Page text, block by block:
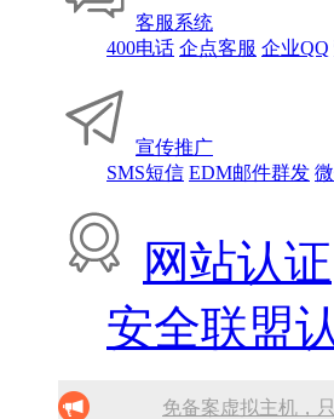
客服系统
400电话 企点客服 企业QQ
宣传推广
SMS短信 EDM邮件群发
网站认证
安全联盟
免备案虚拟主机，